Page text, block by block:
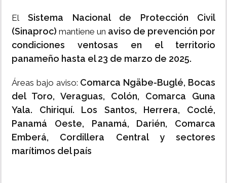
El Sistema Nacional de Protección Civil
(Sinaproc) mantiene un aviso de prevención por
condiciones ventosas en el territorio
panameño hasta el 23 de marzo de 2025.
Áreas bajo aviso: Comarca Ngäbe-Buglé, Bocas
del Toro, Veraguas, Colón, Comarca Guna
Yala. Chiriquí. Los Santos, Herrera, Coclé,
Panamá Oeste, Panamá, Darién, Comarca
Emberá, Cordillera Central y sectores
marítimos del país